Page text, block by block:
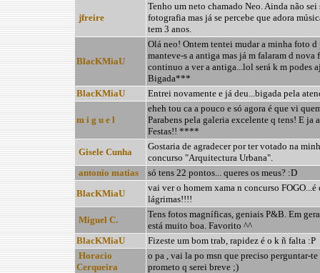
jfreire
Tenho um neto chamado Neo. Ainda não sei
fotografia mas já se percebe que adora
tem 3 anos.
BlacKMiaU
Olá neo! Ontem tentei mudar a minha foto d
manteve-s a antiga mas já m falaram d nova
continuo a ver a antiga...lol será k m podes
Bigada***
BlacKMiaU
Entrei novamente e já deu...bigada pela
m i g u e l
eheh tou ca a pouco e só agora é que vi
Parabens pela galeria excelente q tens! E ja
Festas!! ****
Gisele Cunha
Gostaria de agradecer por ter votado na
concurso "Arquitectura Urbana".
antonio matias
só tens 22 pontos... queres os meus? :D
BlacKMiaU
vai ver o homem xama n concurso FOGO...é
lágrimas!!!!
Miguel C.
Tens fotos magníficas, geniais P&B. Em
está muito boa. Favorito ^^
BlacKMiaU
Fizeste um bom trab, rapidez é o k ñ falta :P
Horacio
Cerqueira
o pa , vai la po msn que preciso perguntar-te
prometo q serei breve ;)